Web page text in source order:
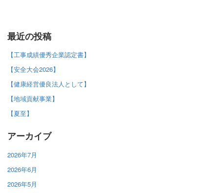
最近の投稿
【工事成績優秀企業認定書】
【安全大会2026】
【健康経営優良法人として】
【地域貢献事業】
【夏至】
アーカイブ
2026年7月
2026年6月
2026年5月